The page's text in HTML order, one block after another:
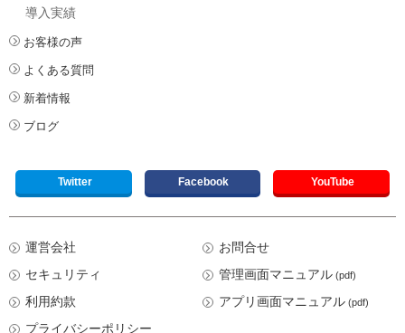
導入実績
お客様の声
よくある質問
新着情報
ブログ
Twitter Facebook YouTube
運営会社
セキュリティ
利用約款
プライバシーポリシー
お問合せ
管理画面マニュアル(pdf)
アプリ画面マニュアル(pdf)